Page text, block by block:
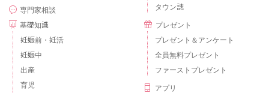
専門家相談
基礎知識
妊娠前・妊活
妊娠中
出産
育児
タウン誌
プレゼント
プレゼント＆アンケート
全員無料プレゼント
ファーストプレゼント
アプリ